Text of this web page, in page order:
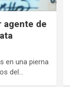
agente de
en una pierna
del…